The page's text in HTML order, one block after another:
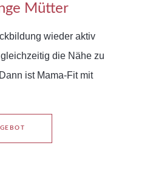
Mütter
wieder aktiv
die Nähe zu
ist Mama-Fit mit